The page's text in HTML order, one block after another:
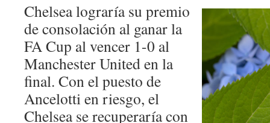
Chelsea lograría su premio
de consolación al ganar la
FA Cup al vencer 1-0 al
Manchester United en la
final. Con el puesto de
Ancelotti en riesgo, el
Chelsea se recuperaría con